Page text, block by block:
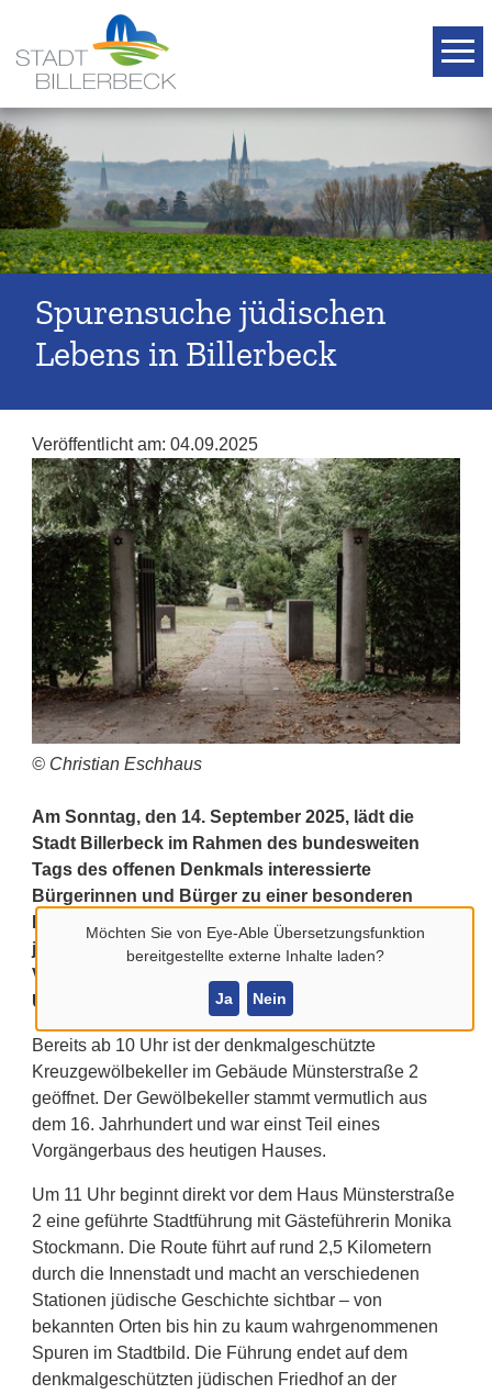
Möchten Sie von Eye-Able Übersetzungsfunktion
bereitgestellte externe Inhalte laden?
Ja Nein
Spurensuche jüdischen
Lebens in Billerbeck
Veröffentlicht am: 04.09.2025
© Christian Eschhaus
Am Sonntag, den 14. September 2025, lädt die
Stadt Billerbeck im Rahmen des bundesweiten
Tags des offenen Denkmals interessierte
Bürgerinnen und Bürger zu einer besonderen
Entdeckungstour ein. In diesem Jahr steht das
jüdische Leben in Billerbeck im Mittelpunkt der
Veranstaltung, die von der Stadt Billerbeck als
Unteren Denkmalbehörde organisiert wird.
Bereits ab 10 Uhr ist der denkmalgeschützte
Kreuzgewölbekeller im Gebäude Münsterstraße 2
geöffnet. Der Gewölbekeller stammt vermutlich aus
dem 16. Jahrhundert und war einst Teil eines
Vorgängerbaus des heutigen Hauses.
Um 11 Uhr beginnt direkt vor dem Haus Münsterstraße
2 eine geführte Stadtführung mit Gästeführerin Monika
Stockmann. Die Route führt auf rund 2,5 Kilometern
durch die Innenstadt und macht an verschiedenen
Stationen jüdische Geschichte sichtbar – von
bekannten Orten bis hin zu kaum wahrgenommenen
Spuren im Stadtbild. Die Führung endet auf dem
denkmalgeschützten jüdischen Friedhof an der